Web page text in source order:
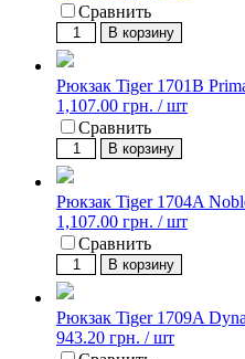
Сравнить
В корзину
Рюкзак Tiger 1701B
1,107.00 грн. / шт
Сравнить
В корзину
Рюкзак Tiger 1704A
1,107.00 грн. / шт
Сравнить
В корзину
Рюкзак Tiger 1709A
943.20 грн. / шт